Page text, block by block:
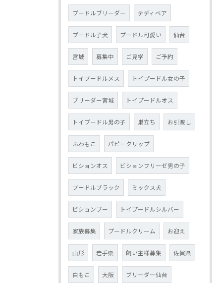
プードルブリーダー テディベア
プードル子犬 プードル可愛い 仙台
宮城 募集中 ご見学 ご予約
トイプードルメス トイプードル女の子
ブリーダー宮城 トイプードルオス
トイプードル男の子 巣立ち お引渡し
ふわもこ パピークリップ
ビションオス ビションフリーゼ男の子
プードルブラック ミックス犬
ビションプー トイプードルシルバー
家族募集 プードルクリーム お迎え
山形 岩手県 飼い主様募集 佐賀県
白もこ 大阪 ブリーダー仙台